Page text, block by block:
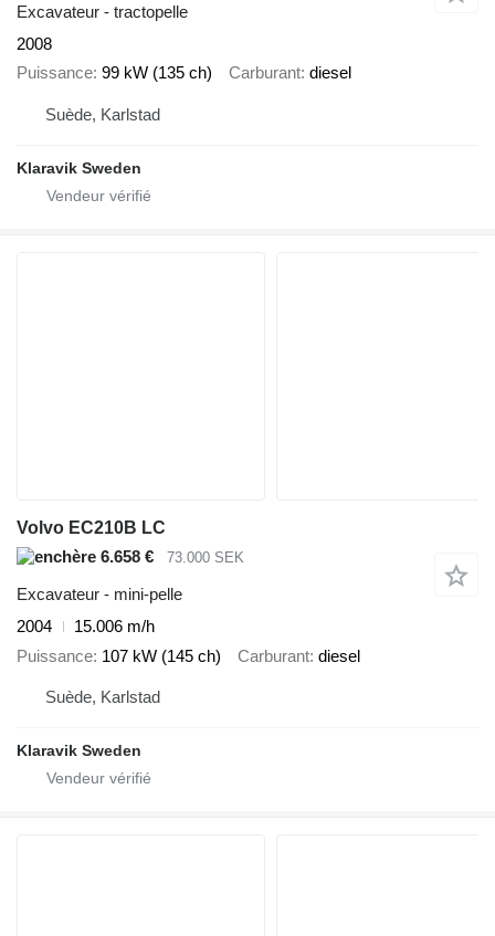
Excavateur - tractopelle
2008
Puissance 99 kW (135 ch) Carburant diesel
Suède, Karlstad
Klaravik Sweden
Volvo EC210B LC
6.658 €
73.000 SEK
Excavateur - mini-pelle
2004
15.006 m/h
Puissance 107 kW (145 ch) Carburant diesel
Suède, Karlstad
Klaravik Sweden